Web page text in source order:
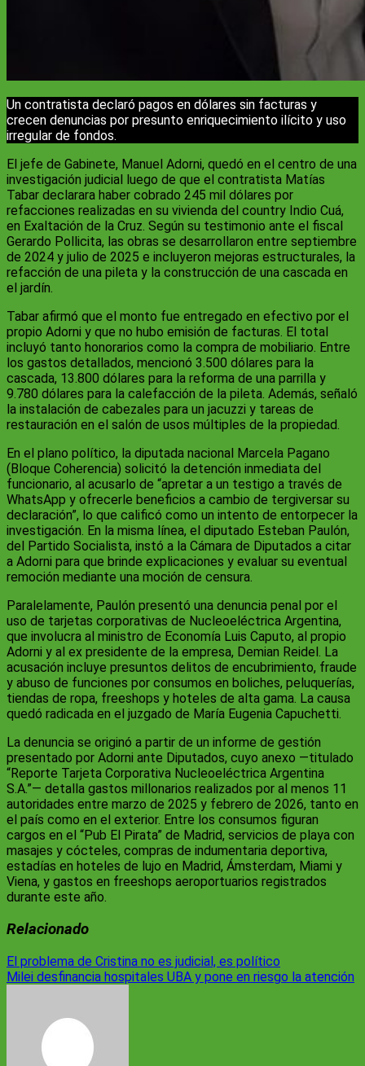
Un contratista declaró pagos en dólares sin facturas y
crecen denuncias por presunto enriquecimiento ilícito y uso
irregular de fondos.
El jefe de Gabinete, Manuel Adorni, quedó en el centro de una
investigación judicial luego de que el contratista Matías
Tabar declarara haber cobrado 245 mil dólares por
refacciones realizadas en su vivienda del country Indio Cuá,
en Exaltación de la Cruz. Según su testimonio ante el fiscal
Gerardo Pollicita, las obras se desarrollaron entre septiembre
de 2024 y julio de 2025 e incluyeron mejoras estructurales, la
refacción de una pileta y la construcción de una cascada en
el jardín.
Tabar afirmó que el monto fue entregado en efectivo por el
propio Adorni y que no hubo emisión de facturas. El total
incluyó tanto honorarios como la compra de mobiliario. Entre
los gastos detallados, mencionó 3.500 dólares para la
cascada, 13.800 dólares para la reforma de una parrilla y
9.780 dólares para la calefacción de la pileta. Además, señaló
la instalación de cabezales para un jacuzzi y tareas de
restauración en el salón de usos múltiples de la propiedad.
En el plano político, la diputada nacional Marcela Pagano
(Bloque Coherencia) solicitó la detención inmediata del
funcionario, al acusarlo de “apretar a un testigo a través de
WhatsApp y ofrecerle beneficios a cambio de tergiversar su
declaración”, lo que calificó como un intento de entorpecer la
investigación. En la misma línea, el diputado Esteban Paulón,
del Partido Socialista, instó a la Cámara de Diputados a citar
a Adorni para que brinde explicaciones y evaluar su eventual
remoción mediante una moción de censura.
Paralelamente, Paulón presentó una denuncia penal por el
uso de tarjetas corporativas de Nucleoeléctrica Argentina,
que involucra al ministro de Economía Luis Caputo, al propio
Adorni y al ex presidente de la empresa, Demian Reidel. La
acusación incluye presuntos delitos de encubrimiento, fraude
y abuso de funciones por consumos en boliches, peluquerías,
tiendas de ropa, freeshops y hoteles de alta gama. La causa
quedó radicada en el juzgado de María Eugenia Capuchetti.
La denuncia se originó a partir de un informe de gestión
presentado por Adorni ante Diputados, cuyo anexo —titulado
“Reporte Tarjeta Corporativa Nucleoeléctrica Argentina
S.A.”— detalla gastos millonarios realizados por al menos 11
autoridades entre marzo de 2025 y febrero de 2026, tanto en
el país como en el exterior. Entre los consumos figuran
cargos en el “Pub El Pirata” de Madrid, servicios de playa con
masajes y cócteles, compras de indumentaria deportiva,
estadías en hoteles de lujo en Madrid, Ámsterdam, Miami y
Viena, y gastos en freeshops aeroportuarios registrados
durante este año.
Relacionado
Navegación
de
El problema de Cristina no es judicial, es político
Milei desfinancia hospitales UBA y pone en riesgo la atención